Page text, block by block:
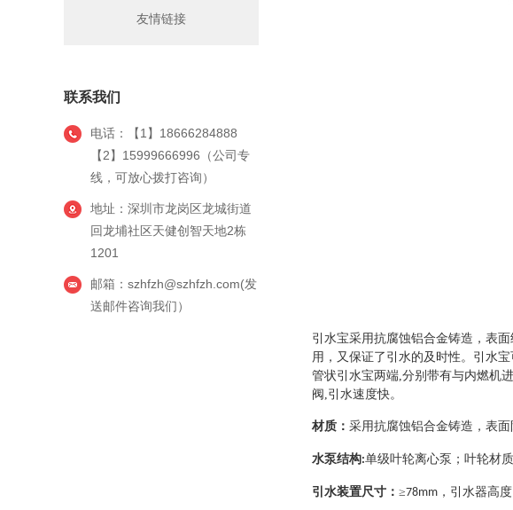
友情链接
联系我们
电话：【1】18666284888
【2】15999666996（公司专
线，可放心拨打咨询）
地址：深圳市龙岗区龙城街道
回龙埔社区天健创智天地2栋
1201
邮箱：szhfzh@szhfzh.com(发
送邮件咨询我们）
引水宝采用抗腐蚀铝合金铸造，表
用，又保证了引水的及时性。引水
管状引水宝两端,分别带有与内燃机
阀,引水速度快。
材质： 采用抗腐蚀铝合金铸造，表
水泵结构:单级叶轮离心泵；叶轮材
引水装置尺寸： ≥78mm ，引水器高